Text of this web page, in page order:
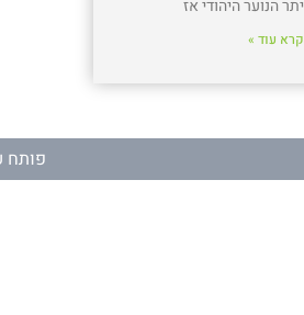
יתר הנוער היהודי אז
קרא עוד »
פותח